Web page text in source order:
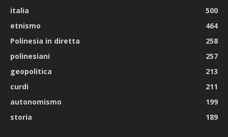
italia
500
etnismo
464
Polinesia in diretta
258
polinesiani
257
geopolitica
213
curdi
211
autonomismo
199
storia
189